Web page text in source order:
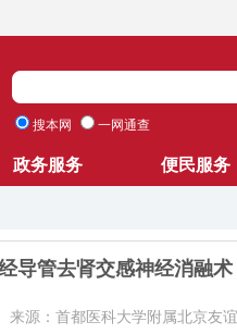
搜本网 一网通查
政务服务 便民服务
导管去肾交感神经消融
来源：首都医科大学附属北京友